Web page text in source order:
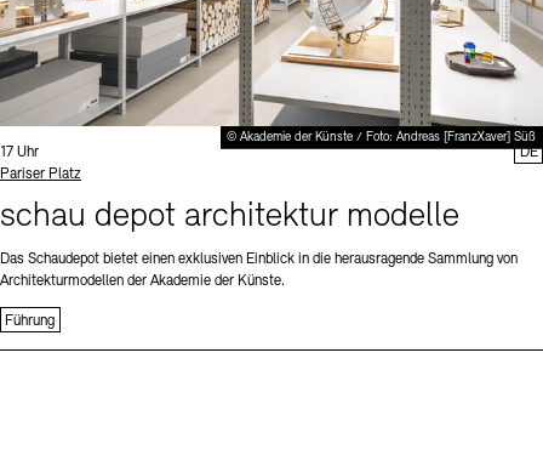
© Akademie der Künste / Foto: Andreas [FranzXaver] Süß
Uhrzeit:
17 Uhr
Standort
Pariser Platz
schau depot architektur modelle
Das Schaudepot bietet einen exklusiven Einblick in die herausragende Sammlung von
Architekturmodellen der Akademie der Künste.
Führung
DE